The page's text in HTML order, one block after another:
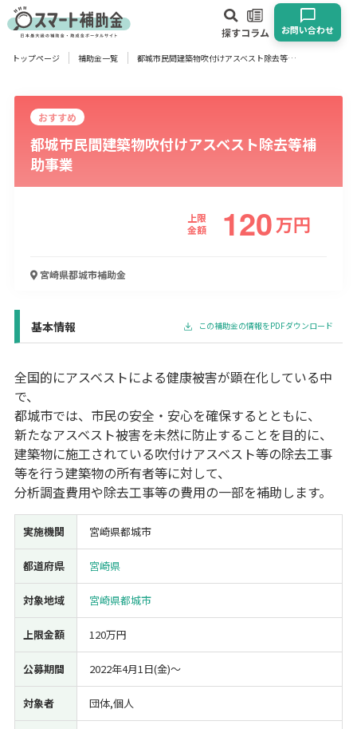
探すコラム お問い合わせ
対象
企業 団体 個人 その他
エリア
建設･不動産業
サービス業
経営改善・経営強化 販路拡大 海外展開 設備投資
IT導入
起業・創業
事業承継 災害・被災者支援
コロナ関連
環境・省エネ
テレワーク
受付中のみ
トップページ 補助金一覧 都城市民間建築物吹付けアスベスト除去等補助事業
おすすめ
都城市民間建築物吹付けアスベスト除去等補
助事業
上限
金額
120万円
宮崎県都城市補助金
基本情報 この補助金の情報をPDFダウンロード
全国的にアスベストによる健康被害が顕在化している中
で、
都城市では、市民の安全・安心を確保するとともに、
新たなアスベスト被害を未然に防止することを目的に、
建築物に施工されている吹付けアスベスト等の除去工事
等を行う建築物の所有者等に対して、
分析調査費用や除去工事等の費用の一部を補助します。
実施機関 宮崎県都城市
都道府県 宮崎県
対象地域 宮崎県都城市
上限金額 120万円
公募期間 2022年4月1日(金)〜
対象者 団体,個人